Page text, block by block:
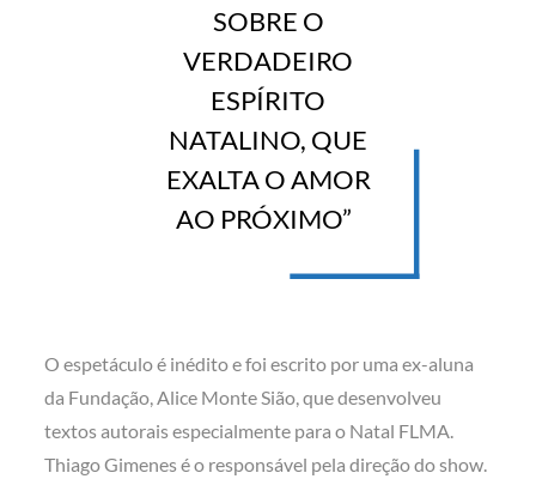
SOBRE O
VERDADEIRO
ESPÍRITO
NATALINO, QUE
EXALTA O AMOR
AO PRÓXIMO”
O espetáculo é inédito e foi escrito por uma ex-aluna
da Fundação, Alice Monte Sião, que desenvolveu
textos autorais especialmente para o Natal FLMA.
Thiago Gimenes é o responsável pela direção do show.